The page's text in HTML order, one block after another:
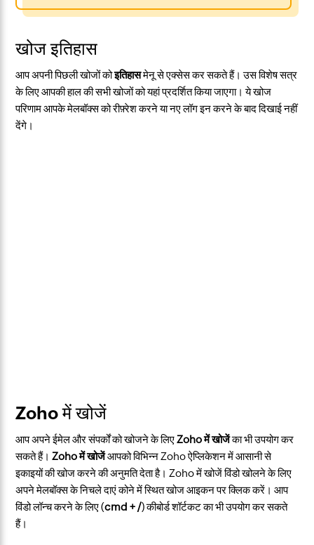
खोज इतिहास
आप अपनी पिछली खोजों कोइतिहासमेनू से एक्सेस कर सकते हैं। उस विशेष सत्र
के लिए आपकी हाल की सभी खोजों को यहां प्रदर्शित किया जाएगा। ये खोज
परिणाम आपके मेलबॉक्स को रीफ़्रेश करने या नए लॉग इन करने के बाद दिखाई नहीं
देंगे।
Zoho में खोजें
आप अपने ईमेल और संपर्कों को खोजने के लिएZoho में खोजेंका भी उपयोग कर
सकते हैं।Zoho में खोजेंआपको विभिन्न Zoho ऐप्लिकेशन में आसानी से
इकाइयों की खोज करने की अनुमति देता है। Zoho में खोजें विंडो खोलने के लिए
अपने मेलबॉक्स के निचले दाएं कोने में स्थित खोज आइकन पर क्लिक करें। आप
विंडो लॉन्च करने के लिए (cmd + /) कीबोर्ड शॉर्टकट का भी उपयोग कर सकते
हैं।